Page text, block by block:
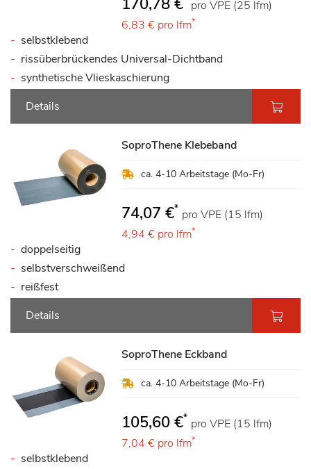
170,78 € pro VPE (25 lfm)
6,83 € pro lfm*
selbstklebend
rissüberbrückendes Universal-Dichtband
synthetische Vlieskaschierung
Details
SoproThene Klebeband
ca. 4-10 Arbeitstage (Mo-Fr)
74,07 €* pro VPE (15 lfm)
4,94 € pro lfm*
doppelseitig
selbstverschweißend
reißfest
Details
SoproThene Eckband
ca. 4-10 Arbeitstage (Mo-Fr)
105,60 €* pro VPE (15 lfm)
7,04 € pro lfm*
selbstklebend